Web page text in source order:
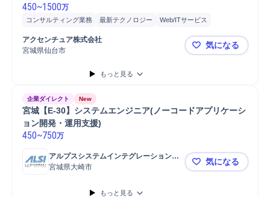
450~1500万
コンサルティング業務 最新テクノロジー
Web/ITサービス
テスト
Salesforce
システム開発
アクセンチュア株式会社
宮城県仙台市
アクセンチ
気になる
もっと見る
企業ダイレクト New
宮城【E-30】システムエンジニア(ノーコードアプリケーシ
ョン開発・運用支援)
450~750万
アルプスシステムインテグレーション株
式会社
宮城県大崎市 宮城【E-30
気になる
もっと見る